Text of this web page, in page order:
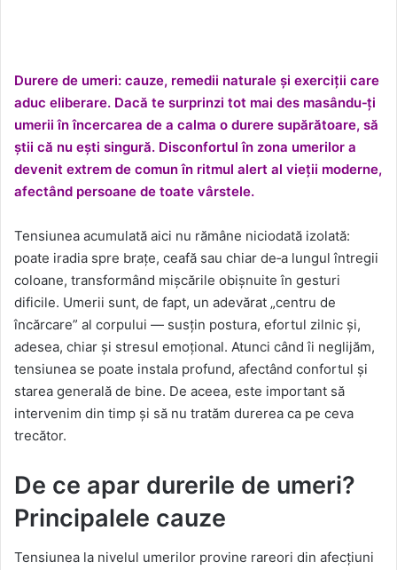
Durere de umeri: cauze, remedii naturale și exerciții care
aduc eliberare. Dacă te surprinzi tot mai des masându‑ți
umerii în încercarea de a calma o durere supărătoare, să
știi că nu ești singură. Disconfortul în zona umerilor a
devenit extrem de comun în ritmul alert al vieții moderne,
afectând persoane de toate vârstele.
Tensiunea acumulată aici nu rămâne niciodată izolată:
poate iradia spre brațe, ceafă sau chiar de‑a lungul întregii
coloane, transformând mișcările obișnuite în gesturi
dificile. Umerii sunt, de fapt, un adevărat „centru de
încărcare” al corpului — susțin postura, efortul zilnic și,
adesea, chiar și stresul emoțional. Atunci când îi neglijăm,
tensiunea se poate instala profund, afectând confortul și
starea generală de bine. De aceea, este important să
intervenim din timp și să nu tratăm durerea ca pe ceva
trecător.
De ce apar durerile de umeri?
Principalele cauze
Tensiunea la nivelul umerilor provine rareori din afecțiuni